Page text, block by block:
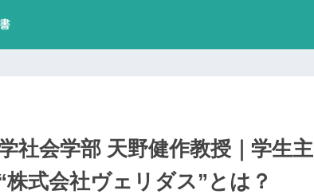
社会学部 天野健作教授｜学生主
式会社ヴェリダス”とは？